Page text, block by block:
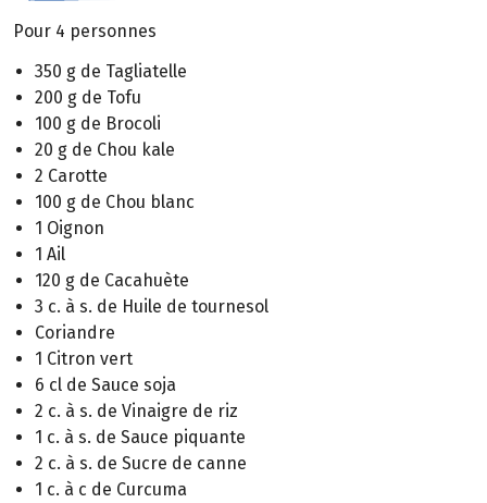
Pour 4 personnes
350 g de Tagliatelle
200 g de Tofu
100 g de Brocoli
20 g de Chou kale
2 Carotte
100 g de Chou blanc
1 Oignon
1 Ail
120 g de Cacahuète
3 c. à s. de Huile de tournesol
Coriandre
1 Citron vert
6 cl de Sauce soja
2 c. à s. de Vinaigre de riz
1 c. à s. de Sauce piquante
2 c. à s. de Sucre de canne
1 c. à c de Curcuma